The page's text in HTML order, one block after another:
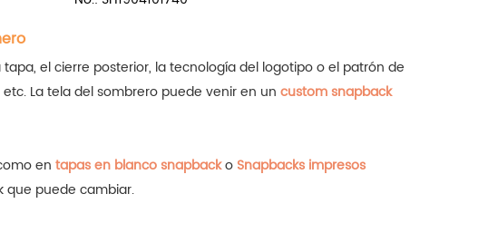
el cierre posterior, la tecnología del logotipo o el patrón de
etc. La tela del sombrero puede venir en un custom snapback
en tapas en blanco snapbacko Snapbacks impresos
que puede cambiar.